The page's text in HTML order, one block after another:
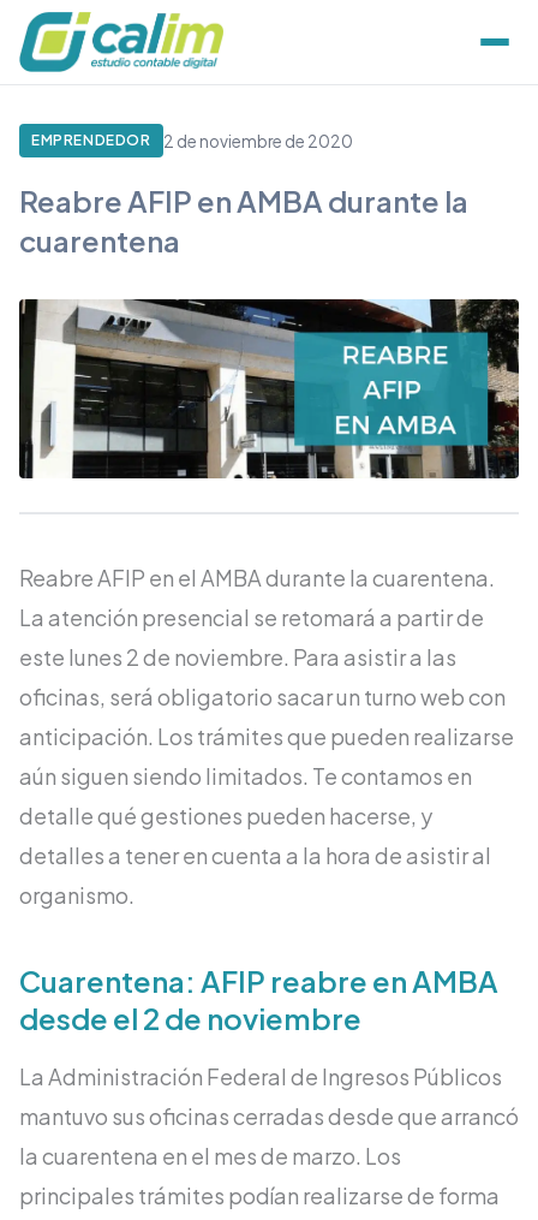
EMPRENDEDOR 2 de noviembre de 2020
Reabre AFIP en AMBA durante la
cuarentena
Reabre AFIP en el AMBA durante la cuarentena.
La atención presencial se retomará a partir de
este lunes 2 de noviembre. Para asistir a las
oficinas, será obligatorio sacar un turno web con
anticipación. Los trámites que pueden realizarse
aún siguen siendo limitados. Te contamos en
detalle qué gestiones pueden hacerse, y
detalles a tener en cuenta a la hora de asistir al
organismo.
Cuarentena: AFIP reabre en AMBA
desde el 2 de noviembre
La Administración Federal de Ingresos Públicos
mantuvo sus oficinas cerradas desde que arrancó
la cuarentena en el mes de marzo. Los
principales trámites podían realizarse de forma